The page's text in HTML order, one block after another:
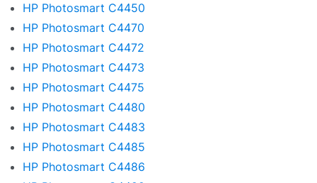
HP Photosmart C4450
HP Photosmart C4470
HP Photosmart C4472
HP Photosmart C4473
HP Photosmart C4475
HP Photosmart C4480
HP Photosmart C4483
HP Photosmart C4485
HP Photosmart C4486